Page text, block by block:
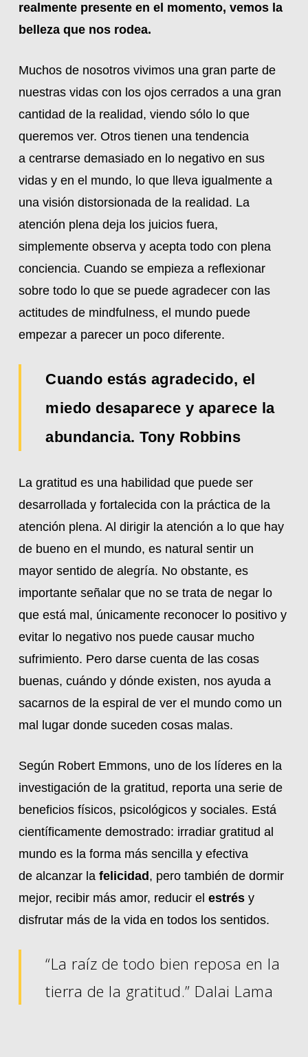
realmente presente en el momento, vemos la
belleza que nos rodea.
Muchos de nosotros vivimos una gran parte de
nuestras vidas con los ojos cerrados a una gran
cantidad de la realidad, viendo sólo lo que
queremos ver. Otros tienen una tendencia
a centrarse demasiado en lo negativo en sus
vidas y en el mundo, lo que lleva igualmente a
una visión distorsionada de la realidad. La
atención plena deja los juicios fuera,
simplemente observa y acepta todo con plena
conciencia. Cuando se empieza a reflexionar
sobre todo lo que se puede agradecer con las
actitudes de mindfulness, el mundo puede
empezar a parecer un poco diferente.
Cuando estás agradecido, el
miedo desaparece y aparece la
abundancia. Tony Robbins
La gratitud es una habilidad que puede ser
desarrollada y fortalecida con la práctica de la
atención plena. Al dirigir la atención a lo que hay
de bueno en el mundo, es natural sentir un
mayor sentido de alegría. No obstante, es
importante señalar que no se trata de negar lo
que está mal, únicamente reconocer lo positivo y
evitar lo negativo nos puede causar mucho
sufrimiento. Pero darse cuenta de las cosas
buenas, cuándo y dónde existen, nos ayuda a
sacarnos de la espiral de ver el mundo como un
mal lugar donde suceden cosas malas.
Según Robert Emmons, uno de los líderes en la
investigación de la gratitud, reporta una serie de
beneficios físicos, psicológicos y sociales. Está
científicamente demostrado: irradiar gratitud al
mundo es la forma más sencilla y efectiva
de alcanzar la felicidad , pero también de dormir
mejor, recibir más amor, reducir el estrésy
disfrutar más de la vida en todos los sentidos.
“La raíz de todo bien reposa en la
tierra de la gratitud.” Dalai Lama